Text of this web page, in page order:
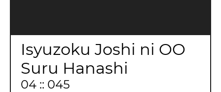
Isyuzoku Joshi ni OO
Suru Hanashi
04 :: 045